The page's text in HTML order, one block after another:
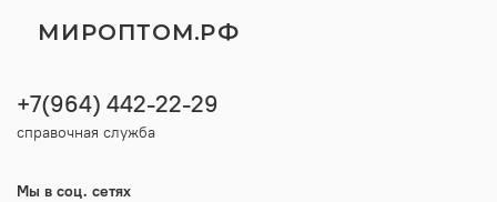
МИРОПТОМ.РФ
+7(964) 442-22-29
справочная служба
Мы в соц. сетях